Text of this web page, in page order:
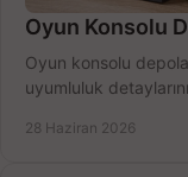
Oyun Konsolu
Oyun konsolu
uyumluluk
28 Haziran 2026